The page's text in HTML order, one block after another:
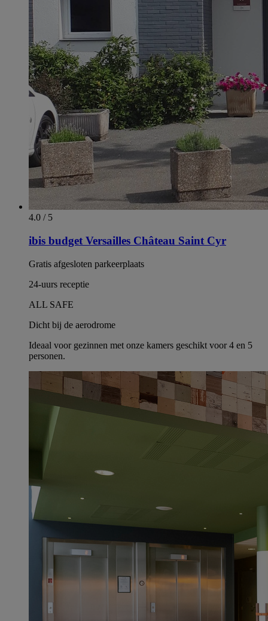
4.0 / 5
ibis budget Versailles Château Saint Cyr
Gratis afgesloten parkeerplaats
24-uurs receptie
ALL SAFE
Dicht bij de aerodrome
Ideaal voor gezinnen met onze kamers geschikt voor 4 en 5
personen.